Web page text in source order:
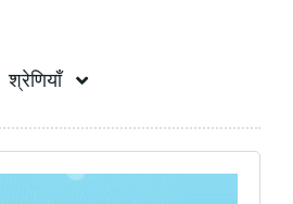
श्रेणियाँ
तापीय विस्तार जोड़